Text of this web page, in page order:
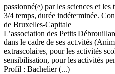
passionné(e) par les sciences et
3/4 temps, durée indéterminée.
de Bruxelles-Capitale
L’association des Petits
dans le cadre de ses activités
extrascolaires, pour les activités
sensibilisation, pour les activités
Profil : Bachelier (...)